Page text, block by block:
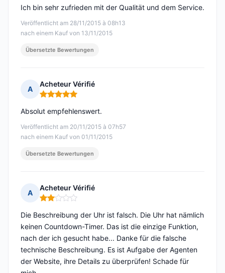
Veröffentlicht am 28/11/2015 à 08h13
nach einem Kauf von 13/11/2015
Ich bin sehr zufrieden mit der Qualität und dem Service.
Übersetzte Bewertungen
A
Acheteur Vérifié
Hinweis: 5 von 5
Veröffentlicht am 20/11/2015 à 07h57
nach einem Kauf von 01/11/2015
Absolut empfehlenswert.
Übersetzte Bewertungen
A
Acheteur Vérifié
Hinweis: 2 von 5
Die Beschreibung der Uhr ist falsch. Die Uhr hat nämlich
keinen Countdown-Timer. Das ist die einzige Funktion,
nach der ich gesucht habe... Danke für die falsche
technische Beschreibung. Es ist Aufgabe der Agenten
der Website, ihre Details zu überprüfen! Schade für